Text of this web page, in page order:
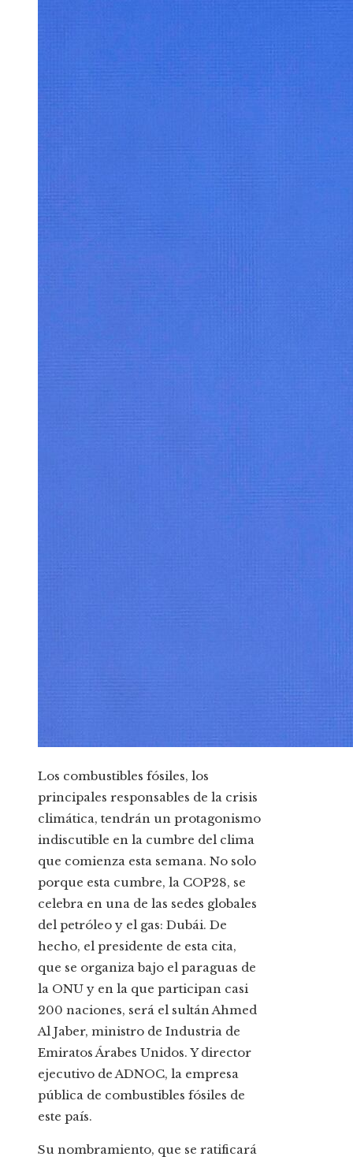
Los combustibles fósiles, los
principales responsables de la crisis
climática, tendrán un protagonismo
indiscutible en la cumbre del clima
que comienza esta semana. No solo
porque esta cumbre, la COP28, se
celebra en una de las sedes globales
del petróleo y el gas: Dubái. De
hecho, el presidente de esta cita,
que se organiza bajo el paraguas de
la ONU y en la que participan casi
200 naciones, será el sultán Ahmed
Al Jaber, ministro de Industria de
Emiratos Árabes Unidos. Y director
ejecutivo de ADNOC, la empresa
pública de combustibles fósiles de
este país.
Su nombramiento, que se ratificará